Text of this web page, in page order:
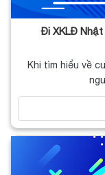
Đi XKLĐ
Khi tìm hiểu về